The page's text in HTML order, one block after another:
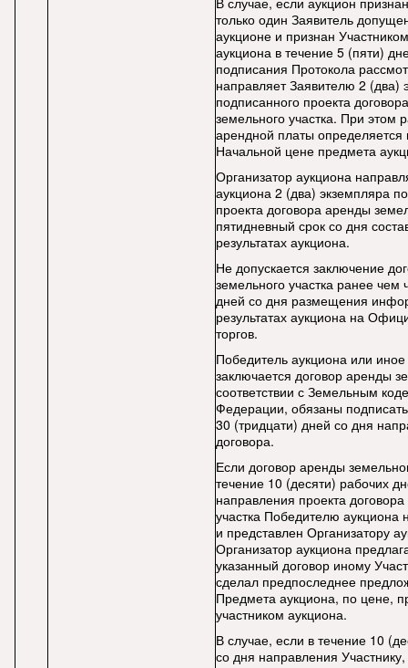
только один Заявитель
аукционе и признан
аукциона в течение 5 (пяти)
подписания Протокола
направляет Заявителю 2 (два)
подписанного проекта
земельного участка. При этом
арендной платы
Начальной цене предмета
Организатор аукциона
аукциона 2 (два) экземпляра
проекта договора аренды
пятидневный срок со дня
результатах аукциона.
Не допускается заключение
земельного участка ранее чем
дней со дня размещения
результатах аукциона на
торгов.
Победитель аукциона или
заключается договор аренды
соответствии с Земельным
Федерации, обязаны
30 (тридцати) дней со дня
договора.
Если договор аренды
течение 10 (десяти) рабочих
направления проекта
участка Победителю
и представлен Организатору
Организатор аукциона
указанный договор иному
сделал предпоследнее
Предмета аукциона, по цене,
участником аукциона.
В случае, если в течение 10
со дня направления